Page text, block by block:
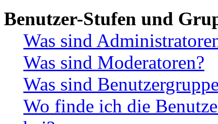
Benutzer-Stufen und
Was sind
Was sind Moderatoren?
Was sind
Wo finde ich die